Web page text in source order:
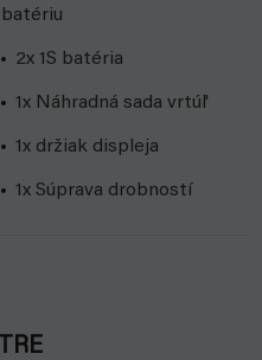
batériu
2x 1S batéria
1x Náhradná sada vrtúľ
1x držiak displeja
1x Súprava drobností